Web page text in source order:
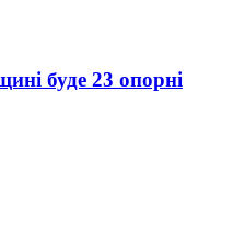
буде 23 опорні